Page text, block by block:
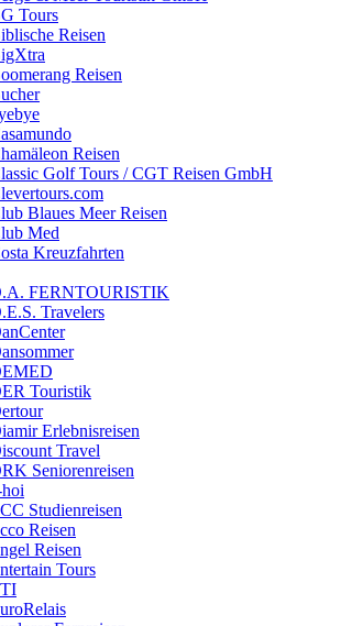
Tours
Reisen
Reisen
Reisen
Golf Tours / CGT Reisen GmbH
Blaues Meer Reisen
Med
Kreuzfahrten
FERNTOURISTIK
Travelers
Touristik
Erlebnisreisen
Travel
Seniorenreisen
Studienreisen
Reisen
Reisen
Tours